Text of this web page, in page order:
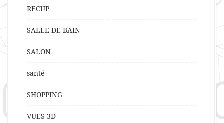
RECUP
SALLE DE BAIN
SALON
santé
SHOPPING
VUES 3D